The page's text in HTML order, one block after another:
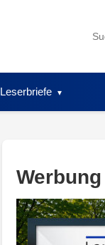
Leserbriefe
Werbung